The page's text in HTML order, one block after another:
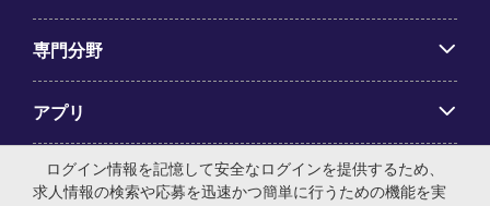
専門分野
アプリ
Employer Centre
ログイン情報を記憶して安全なログインを提供するため、
求人情報の検索や応募を迅速かつ簡単に行うための機能を実